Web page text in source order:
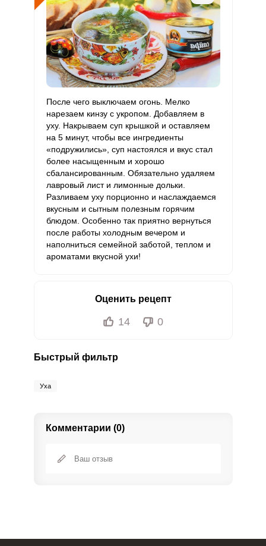
После чего выключаем огонь. Мелко
нарезаем кинзу с укропом. Добавляем в
уху. Накрываем суп крышкой и оставляем
на 5 минут, чтобы все ингредиенты
«подружились», суп настоялся и вкус стал
более насыщенным и хорошо
сбалансированным. Обязательно удаляем
лавровый лист и лимонные дольки.
Разливаем уху порционно и наслаждаемся
вкусным и сытным полезным горячим
блюдом. Особенно так приятно вернуться
после работы холодным вечером и
наполниться семейной заботой, теплом и
ароматами вкусной ухи!
Оценить рецепт
14 0
Быстрый фильтр
Уха
Комментарии (0)